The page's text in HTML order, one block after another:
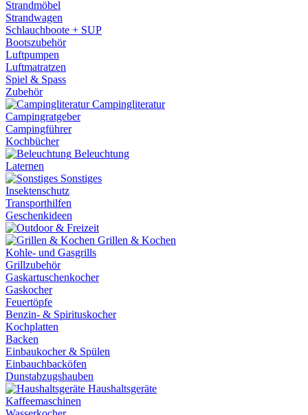
Strandmöbel
Strandwagen
Schlauchboote + SUP
Bootszubehör
Luftpumpen
Luftmatratzen
Spiel & Spass
Zubehör
Campingliteratur
Campingratgeber
Campingführer
Kochbücher
Beleuchtung
Laternen
Sonstiges
Insektenschutz
Transporthilfen
Geschenkideen
Grillen & Kochen
Kohle- und Gasgrills
Grillzubehör
Gaskartuschenkocher
Gaskocher
Feuertöpfe
Benzin- & Spirituskocher
Kochplatten
Backen
Einbaukocher & Spülen
Einbauchbacköfen
Dunstabzugshauben
Haushaltsgeräte
Kaffeemaschinen